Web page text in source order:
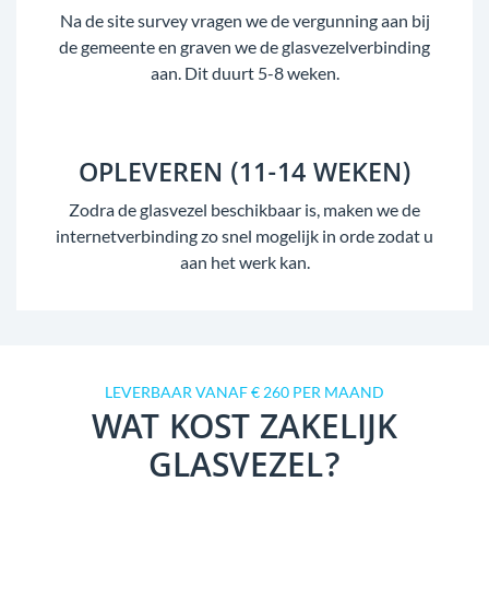
Na de site survey vragen we de vergunning aan bij
de gemeente en graven we de glasvezelverbinding
aan. Dit duurt 5-8 weken.
OPLEVEREN (11-14 WEKEN)
Zodra de glasvezel beschikbaar is, maken we de
internetverbinding zo snel mogelijk in orde zodat u
aan het werk kan.
LEVERBAAR VANAF € 260 PER MAAND
WAT KOST ZAKELIJK
GLASVEZEL?